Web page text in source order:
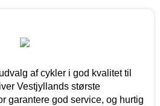
af cykler i god kvalitet til
Vestjyllands største
garantere god service, og hurtig